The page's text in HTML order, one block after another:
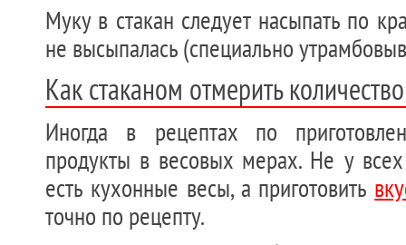
Муку в стакан следует насыпать по
не высыпалась (специально
Как стаканом отмерить
Иногда в рецептах по
продукты в весовых мерах. Не у
есть кухонные весы, а приготовить
точно по рецепту.